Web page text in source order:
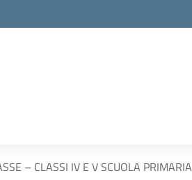
– CLASSI IV E V SCUOLA PRIMARIA